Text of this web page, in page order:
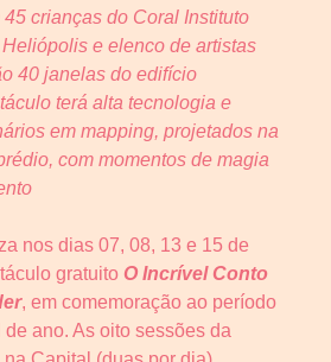
crianças do Coral Instituto
e elenco de artistas
40 janelas do edifício
terá alta tecnologia e
em mapping, projetados na
com momentos de magia
nos dias 07, 08, 13 e 15 de
gratuito O Incrível Conto
, em comemoração ao período
ano. As oito sessões da